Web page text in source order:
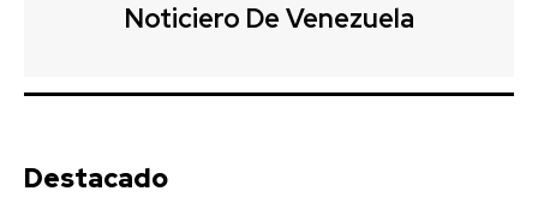
Noticiero De Venezuela
Destacado